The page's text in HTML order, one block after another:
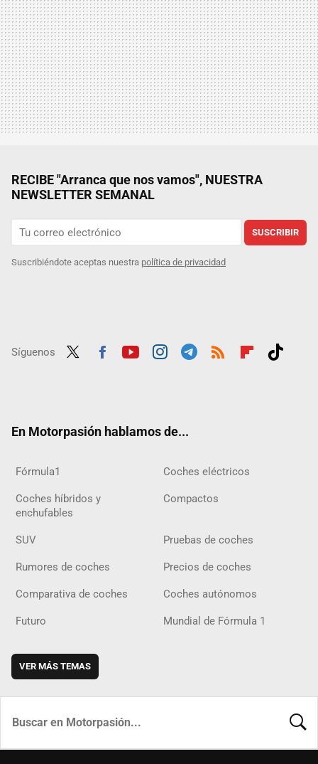
RECIBE "Arranca que nos vamos", NUESTRA
NEWSLETTER SEMANAL
SUSCRIBIR
Suscribiéndote aceptas nuestra política de privacidad
Síguenos
En Motorpasión hablamos de...
Fórmula1 Coches eléctricos
Coches híbridos y
enchufables
Compactos
SUV Pruebas de coches
Rumores de coches Precios de coches
Comparativa de coches Coches autónomos
Futuro Mundial de Fórmula 1
VER MÁS TEMAS